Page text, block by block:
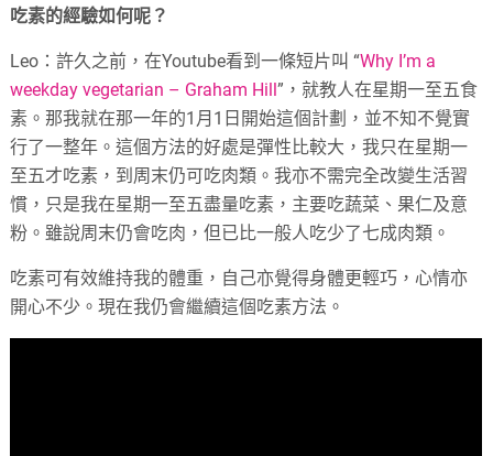
吃素的經驗如何呢？
Leo：許久之前，在Youtube看到一條短片叫 “Why I’m a
weekday vegetarian – Graham Hill”，就教人在星期一至五食
素。那我就在那一年的1月1日開始這個計劃，並不知不覺實
行了一整年。這個方法的好處是彈性比較大，我只在星期一
至五才吃素，到周末仍可吃肉類。我亦不需完全改變生活習
慣，只是我在星期一至五盡量吃素，主要吃蔬菜、果仁及意
粉。雖說周末仍會吃肉，但已比一般人吃少了七成肉類。
吃素可有效維持我的體重，自己亦覺得身體更輕巧，心情亦
開心不少。現在我仍會繼續這個吃素方法。